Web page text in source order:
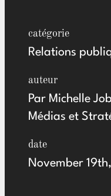
catégorie
Relations
auteur
Par Michelle
Médias et
date
November